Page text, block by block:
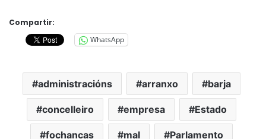
Compartir:
WhatsApp
administracións arranxo barja
concelleiro empresa Estado
fochancas mal Parlamento